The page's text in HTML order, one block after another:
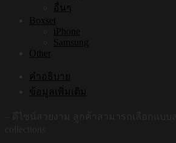
อื่นๆ
Boxset
iPhone
Samsung
Other
คำอธิบาย
ข้อมูลเพิ่มเติม